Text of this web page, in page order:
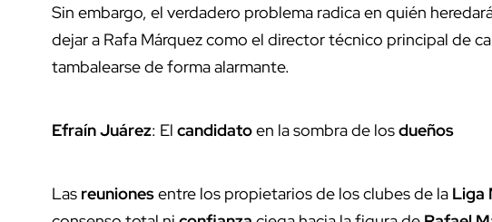
Sin embargo, el verdadero problema radica en quién
dejar a Rafa Márquez como el director técnico principal de
tambalearse de forma alarmante.
Efraín Juárez: El candidatoen la sombra de losdueños
Las reunionesentre los propietarios de los clubes de la Liga